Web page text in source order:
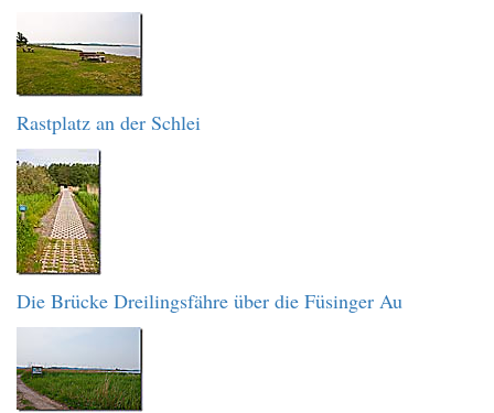
Rastplatz an der Schlei
Die Brücke Dreilingsfähre über die Füsinger Au